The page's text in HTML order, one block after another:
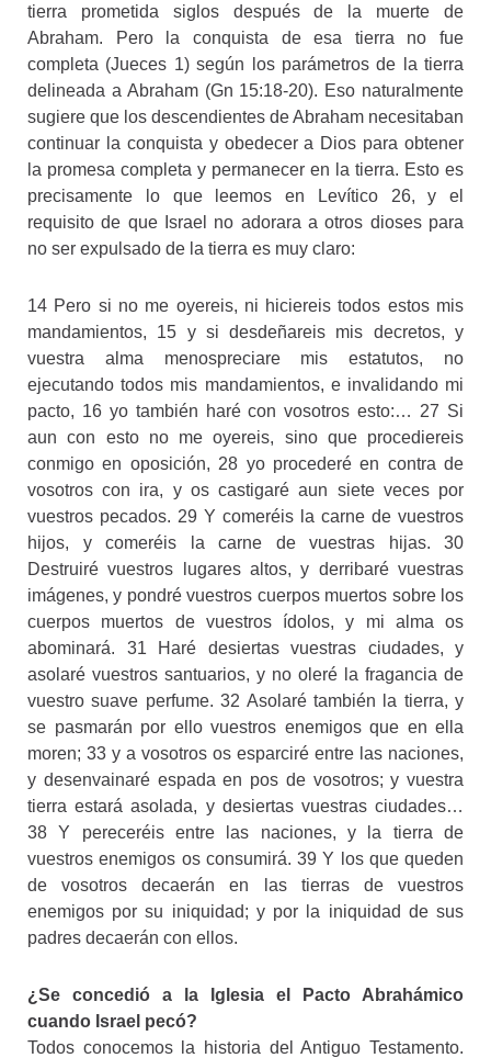
tierra prometida siglos después de la muerte de
Abraham. Pero la conquista de esa tierra no fue
completa (Jueces 1) según los parámetros de la tierra
delineada a Abraham (Gn 15:18-20). Eso naturalmente
sugiere que los descendientes de Abraham necesitaban
continuar la conquista y obedecer a Dios para obtener
la promesa completa y permanecer en la tierra. Esto es
precisamente lo que leemos en Levítico 26, y el
requisito de que Israel no adorara a otros dioses para
no ser expulsado de la tierra es muy claro:
14 Pero si no me oyereis, ni hiciereis todos estos mis
mandamientos, 15 y si desdeñareis mis decretos, y
vuestra alma menospreciare mis estatutos, no
ejecutando todos mis mandamientos, e invalidando mi
pacto, 16 yo también haré con vosotros esto:… 27 Si
aun con esto no me oyereis, sino que procediereis
conmigo en oposición, 28 yo procederé en contra de
vosotros con ira, y os castigaré aun siete veces por
vuestros pecados. 29 Y comeréis la carne de vuestros
hijos, y comeréis la carne de vuestras hijas. 30
Destruiré vuestros lugares altos, y derribaré vuestras
imágenes, y pondré vuestros cuerpos muertos sobre los
cuerpos muertos de vuestros ídolos, y mi alma os
abominará. 31 Haré desiertas vuestras ciudades, y
asolaré vuestros santuarios, y no oleré la fragancia de
vuestro suave perfume. 32 Asolaré también la tierra, y
se pasmarán por ello vuestros enemigos que en ella
moren; 33 y a vosotros os esparciré entre las naciones,
y desenvainaré espada en pos de vosotros; y vuestra
tierra estará asolada, y desiertas vuestras ciudades…
38 Y pereceréis entre las naciones, y la tierra de
vuestros enemigos os consumirá. 39 Y los que queden
de vosotros decaerán en las tierras de vuestros
enemigos por su iniquidad; y por la iniquidad de sus
padres decaerán con ellos.
¿Se concedió a la Iglesia el Pacto Abrahámico
cuando Israel pecó?
Todos conocemos la historia del Antiguo Testamento.